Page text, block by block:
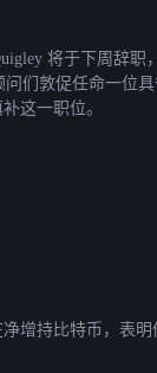
将于下周辞职
们敦促任命一位
这一职位。
增持比特币，表明